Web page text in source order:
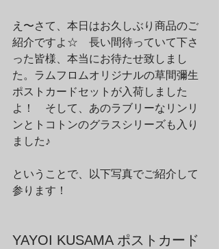
え〜さて、本日はお久しぶり商品のご
紹介ですよ☆　長い間待っていて下さ
った皆様、本当にお待たせ致しまし
た。ラムフロムオリジナルの草間彌生
ポストカードセットが入荷しました
よ！　そして、あのラブリーなリンリ
ンとトコトンのグラスシリーズも入り
ました♪
ということで、以下写真でご紹介して
参ります！
YAYOI KUSAMA ポストカード